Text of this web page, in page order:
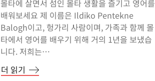
몰타에 살면서 섬인 몰타 생활을 즐기고 영어를
배워보세요 제 이름은 Ildiko Pentekne
Balogh이고, 헝가리 사람이며, 가족과 함께 몰
타에서 영어를 배우기 위해 거의 1년을 보냈습
니다. 저희는…
더 읽기